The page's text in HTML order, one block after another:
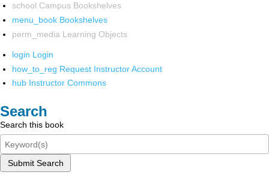
school Campus Bookshelves
menu_book Bookshelves
perm_media Learning Objects
login Login
how_to_reg Request Instructor Account
hub Instructor Commons
Search
Search this book
Submit Search